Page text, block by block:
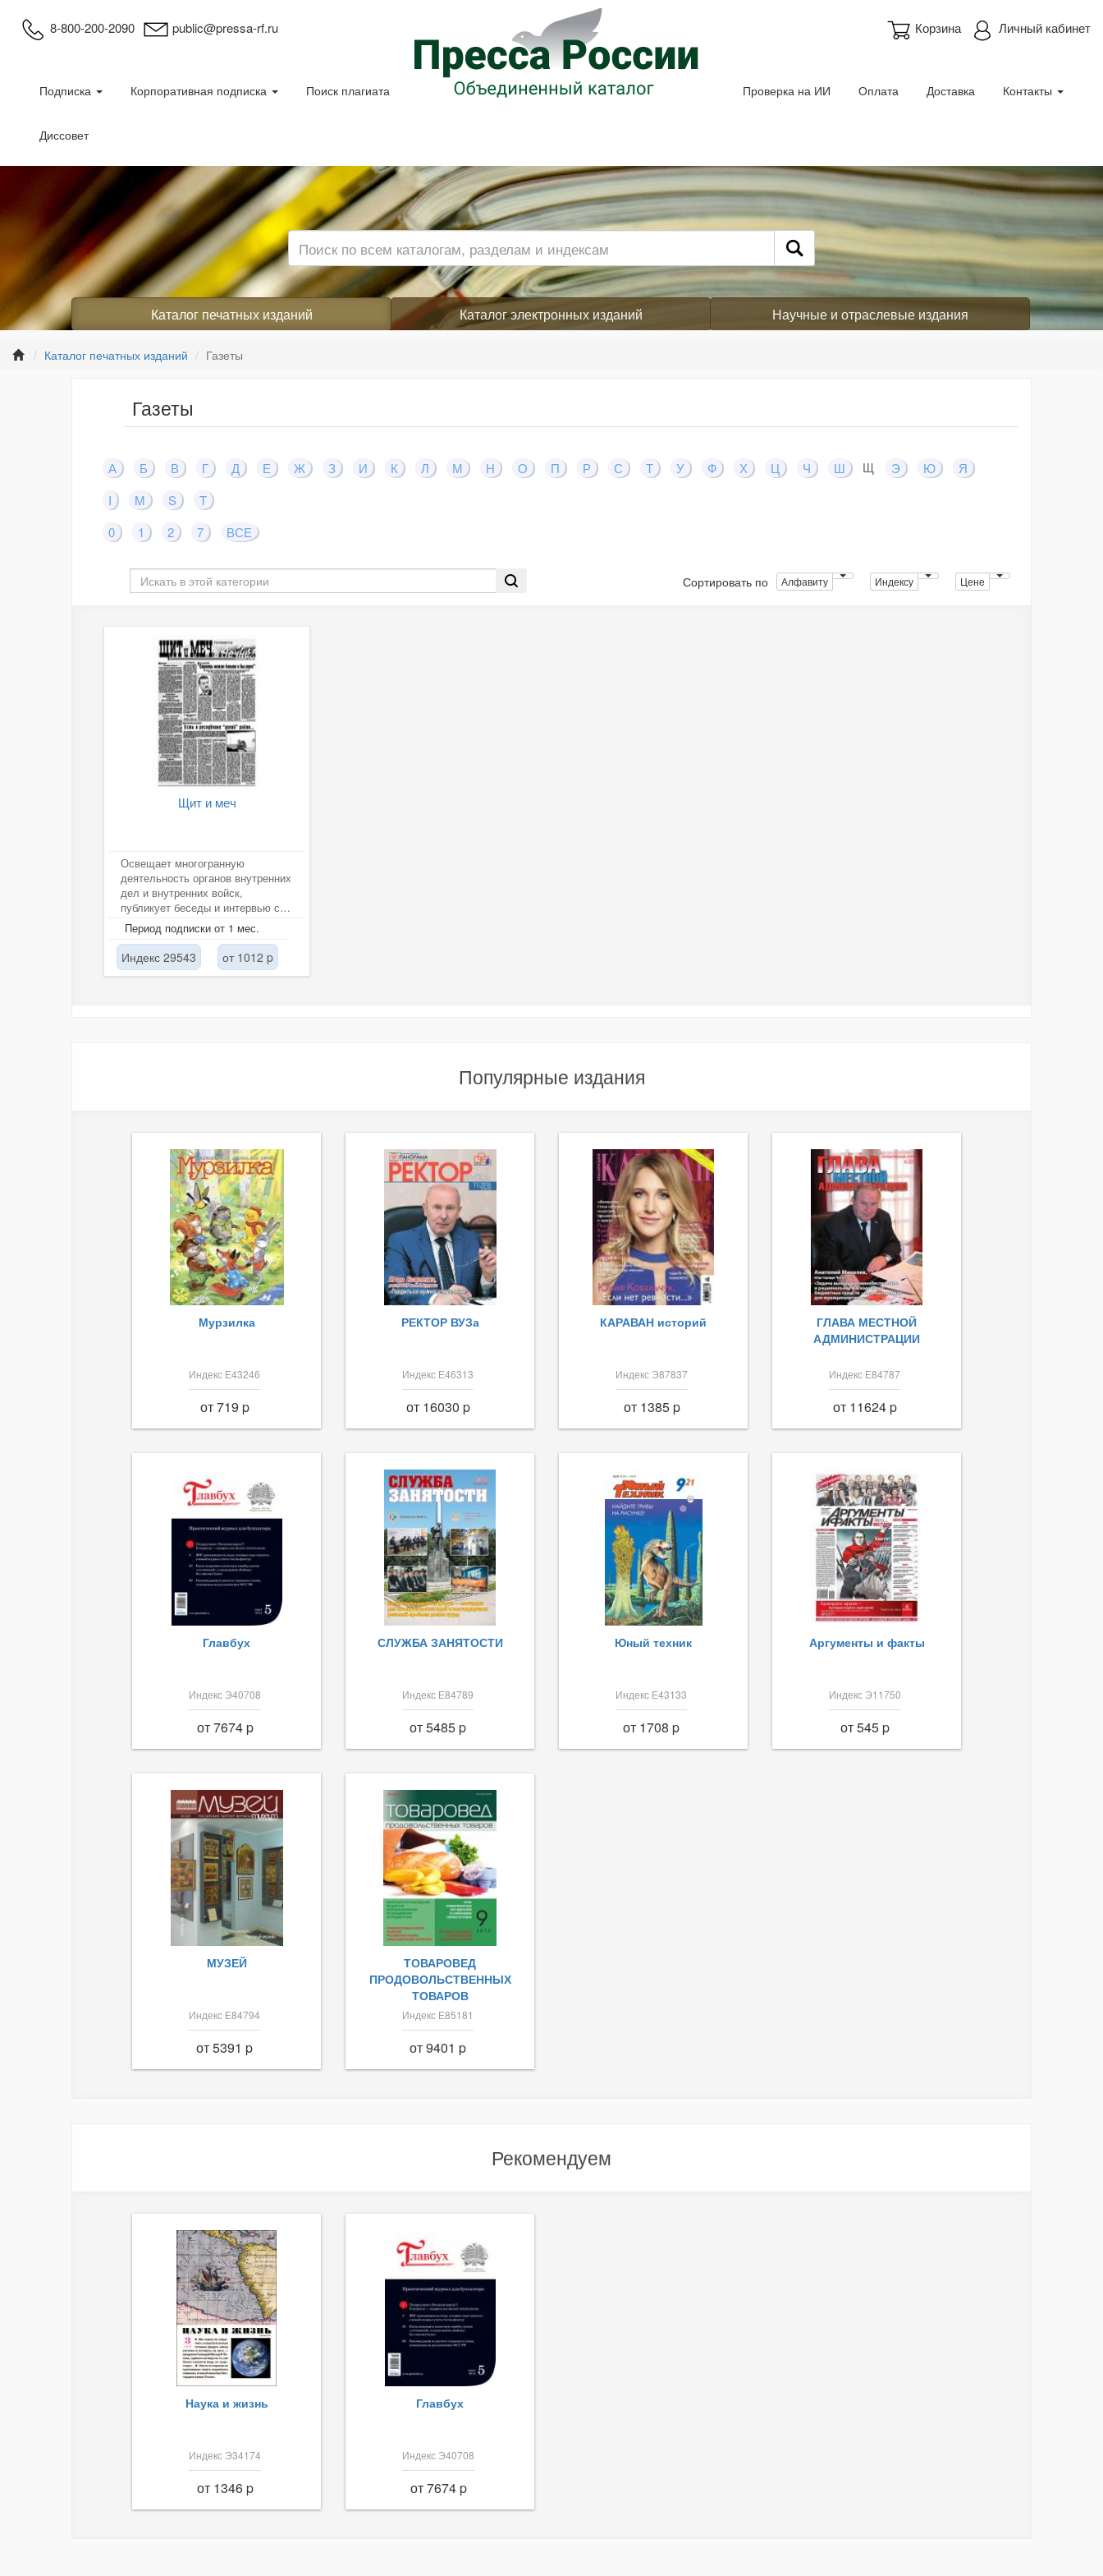
8-800-200-2090 public@pressa-rf.ru Личный кабинет
Корзина
Подписка Корпоративная подписка Поиск плагиата
Диссовет
Проверка на ИИ Оплата Доставка Контакты
Каталог печатных изданий Каталог электронных изданий Научные и отраслевые издания
Каталог печатных изданий Газеты
Газеты
А Б В Г Д Е Ж З И К Л М Н О П Р С Т У Ф Х Ц Ч Ш Щ Э Ю
Я
I
M S
T
0
1 2 7 ВСЕ
Сортировать по Алфавиту Индексу Цене
Щит и меч
Освещает многогранную
деятельность органов внутренних
дел и внутренних войск,
публикует беседы и интервью с
руководителями различных
служб полиции,...
Период подписки от 1 мес.
Индекс 29543 от 1012 p
Популярные издания
Мурзилка
Индекс Е43246
от 719 p
РЕКТОР ВУЗа
Индекс Е46313
от 16030 p
КАРАВАН историй
Индекс Э87837
от 1385 p
ГЛАВА МЕСТНОЙ
АДМИНИСТРАЦИИ
Индекс Е84787
от 11624 p
Главбух
Индекс Э40708
от 7674 p
СЛУЖБА ЗАНЯТОСТИ
Индекс Е84789
от 5485 p
Юный техник
Индекс Е43133
от 1708 p
Аргументы и факты
Индекс Э11750
от 545 p
МУЗЕЙ
Индекс Е84794
от 5391 p
ТОВАРОВЕД
ПРОДОВОЛЬСТВЕННЫХ
ТОВАРОВ
Индекс Е85181
от 9401 p
Рекомендуем
Наука и жизнь
Индекс Э34174
от 1346 p
Главбух
Индекс Э40708
от 7674 p